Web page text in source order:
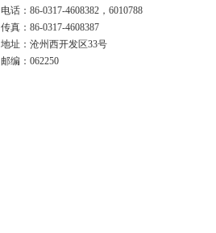
电话：86-0317-4608382，6010788
传真：86-0317-4608387
地址：沧州西开发区33号
邮编：062250